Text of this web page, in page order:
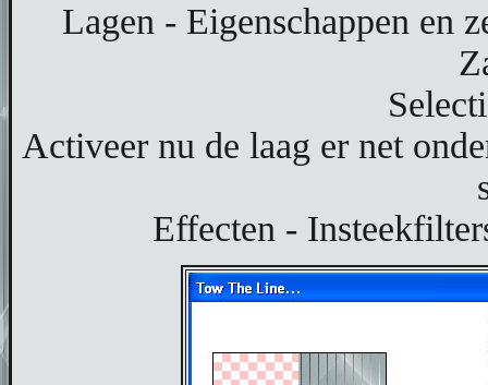
Lagen - Eigenschappen en
Activeer nu de laag er net
Effecten -